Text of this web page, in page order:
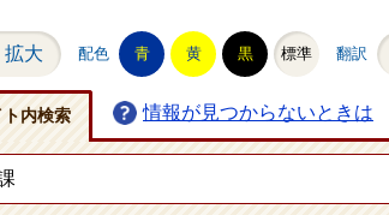
拡大 配色 青 黄 黒 標準 翻訳
ト内検索 情報が見つからないときは